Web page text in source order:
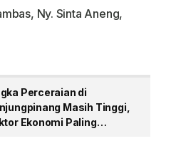
Ny. Sinta Aneng,
Perceraian di
Masih Tinggi,
Ekonomi Paling